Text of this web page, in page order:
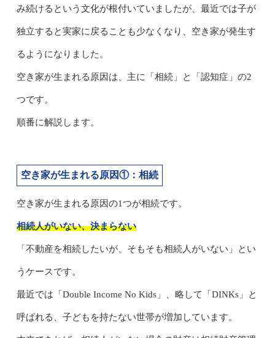
み続けるという文化が根付いていましたが、最近では子が
独立すると実家に戻ることも少なくなり、空き家が発生す
るようになりました。
空き家が生まれる原因は、主に「相続」と「認知症」の2
つです。
順番に解説します。
空き家が生まれる原因①：相続
空き家が生まれる原因の1つが相続です。
相続人がいない、決まらない
「不動産を相続したいが、そもそも相続人がいない」とい
うケースです。
最近では「Double Income No Kids」、略して「DINKs」と
呼ばれる、子どもを持たない世帯が増加しています。